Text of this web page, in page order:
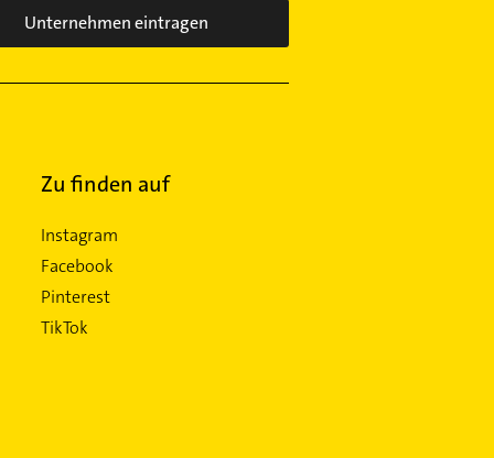
Unternehmen eintragen
Zu finden auf
Instagram
Facebook
Pinterest
TikTok